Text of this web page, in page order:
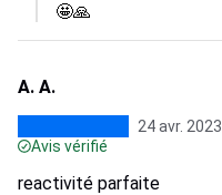
🤩🙏
A. A.
24 avr. 2023
Avis vérifié
reactivité parfaite